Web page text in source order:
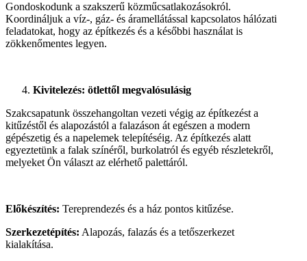
Gondoskodunk a szakszerű közműcsatlakozásokról.
Koordináljuk a víz-, gáz- és áramellátással kapcsolatos hálózati
feladatokat, hogy az építkezés és a későbbi használat is
zökkenőmentes legyen.
Kivitelezés: ötlettől megvalósulásig
Szakcsapatunk összehangoltan vezeti végig az építkezést a
kitűzéstől és alapozástól a falazáson át egészen a modern
gépészetig és a napelemek telepítéséig. Az építkezés alatt
egyeztetünk a falak színéről, burkolatról és egyéb részletekről,
melyeket Ön választ az elérhető palettáról.
Előkészítés: Tereprendezés és a ház pontos kitűzése.
Szerkezetépítés: Alapozás, falazás és a tetőszerkezet
kialakítása.